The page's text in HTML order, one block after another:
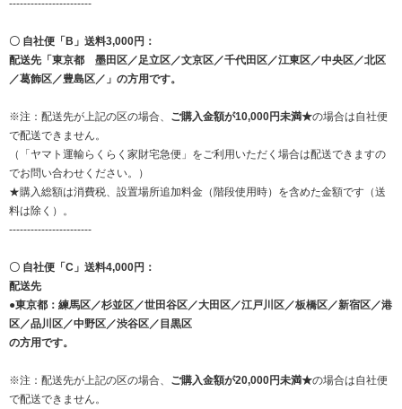
-----------------------
〇 自社便「B」送料3,000円：
配送先「東京都 墨田区／足立区／文京区／千代田区／江東区／中央区／北区
／葛飾区／豊島区／」の方用です。
※注：配送先が上記の区の場合、 ご購入金額が10,000円未満★の場合は自社便
で配送できません。
（「ヤマト運輸らくらく家財宅急便」をご利用いただく場合は配送できますの
でお問い合わせください。）
★購入総額は消費税、設置場所追加料金（階段使用時）を含めた金額です（送
料は除く）。
-----------------------
〇 自社便「C」送料4,000円：
配送先
●東京都：練馬区／杉並区／世田谷区／大田区／江戸川区／板橋区／新宿区／港
区／品川区／中野区／渋谷区／目黒区
の方用です。
※注：配送先が上記の区の場合、 ご購入金額が20,000円未満★の場合は自社便
で配送できません。